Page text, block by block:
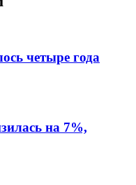
четыре года
на 7%,